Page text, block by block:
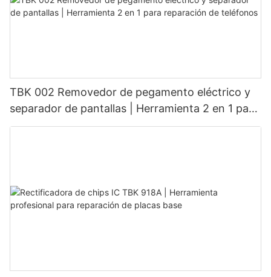
TBK 002 Removedor de pegamento eléctrico y
separador de pantallas | Herramienta 2 en 1 para
reparación de teléfonos